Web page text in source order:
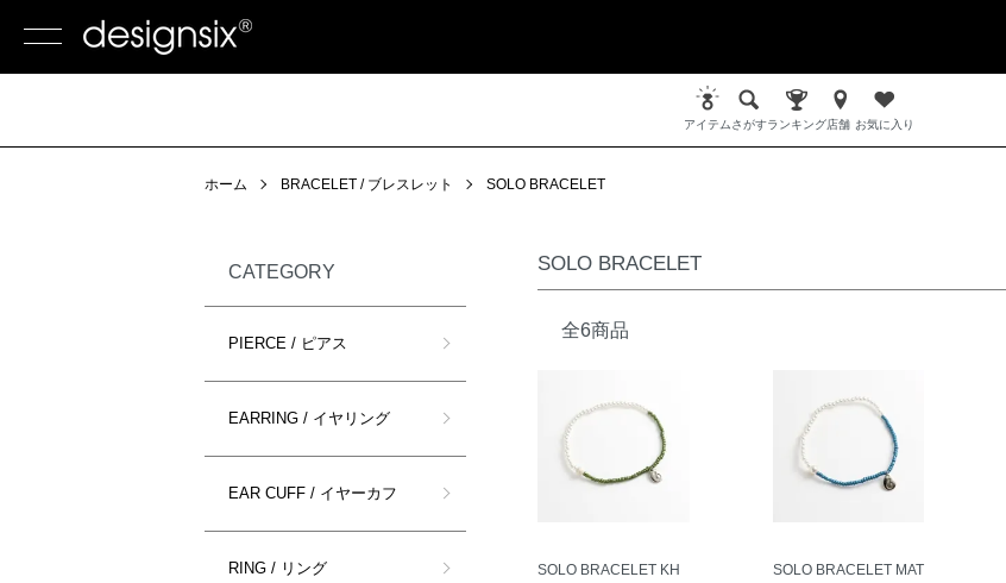
アイテムさがすランキング店舗 お気に入り
ホーム BRACELET / ブレスレット SOLO BRACELET
SOLO BRACELET
全6商品
SOLO BRACELET KH
SOLO BRACELET MAT
CATEGORY
PIERCE / ピアス
EARRING / イヤリング
EAR CUFF / イヤーカフ
RING / リング